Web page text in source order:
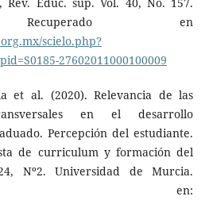
en
scielo.php?
27602011000100009
et al. (2020). Relevancia de las
en el desarrollo
Percepción del estudiante.
de curriculum y formación del
Nº2. Universidad de Murcia.
en: